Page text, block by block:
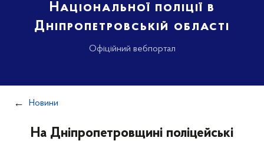
Національної поліції в
Дніпропетровській області
Офіційний вебпортал
Новини
На Дніпропетровщині поліцейські